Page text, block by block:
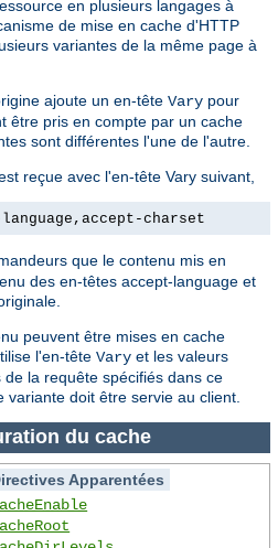
en plusieurs langages à
de mise en cache d'HTTP
variantes de la même page à
ajoute un en-tête Vary pour
être pris en compte par un cache
sont différentes l'une de l'autre.
reçue avec l'en-tête Vary suivant,
charset
que le contenu mis en
des en-têtes accept-language et
peuvent être mises en cache
l'en-tête Vary et les valeurs
la requête spécifiés dans ce
doit être servie au client.
du cache
Apparentées